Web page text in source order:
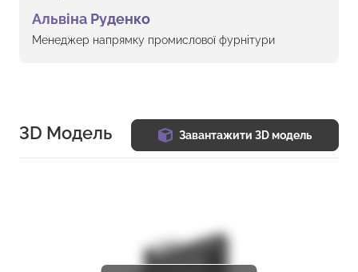
Альвіна Руденко
Менеджер напрямку промислової фурнітури
3D Модель Завантажити 3D модель